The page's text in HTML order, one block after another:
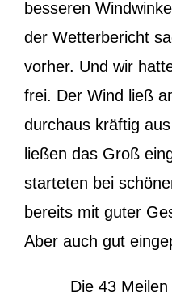
besseren
der Wetterbericht
vorher. Und wir
frei. Der Wind ließ
durchaus kräftig
ließen das Groß
starteten bei
bereits mit guter
Aber auch gut
Die 43 Meilen